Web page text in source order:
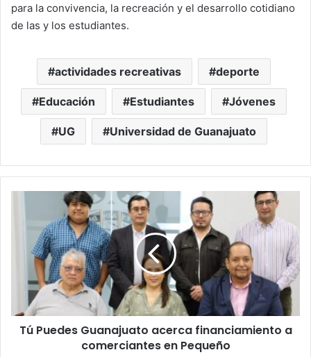
para la convivencia, la recreación y el desarrollo cotidiano
de las y los estudiantes.
actividades recreativas deporte
Educación Estudiantes Jóvenes
UG Universidad de Guanajuato
Guanajuato
acerca
financiamiento
comerciantes
Pequeño
Tú Puedes Guanajuato acerca financiamiento a
comerciantes en Pequeño